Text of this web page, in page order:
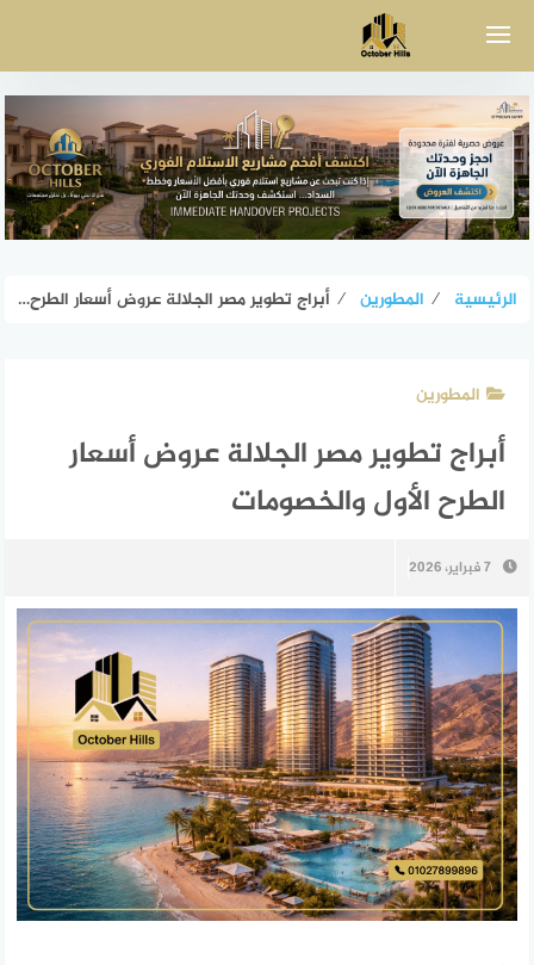
الرئيسية ⁄ المطورين ⁄ أبراج تطوير مصر الجلالة عروض أسعار الطرح الأول والخصومات
المطورين
أبراج تطوير مصر الجلالة عروض أسعار
الطرح الأول والخصومات
7 فبراير، 2026